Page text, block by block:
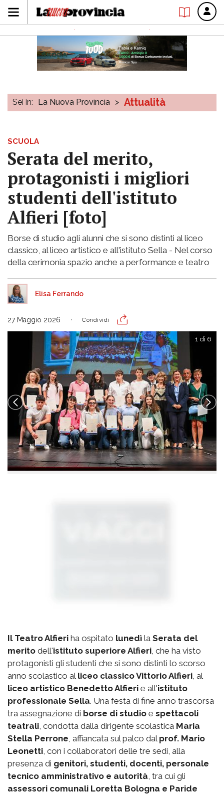
Sei in: La Nuova Provincia > Attualità
SCUOLA
Serata del merito,
protagonisti i migliori
studenti dell'istituto
Alfieri [foto]
Borse di studio agli alunni che si sono distinti al liceo
classico, al liceo artistico e all'istituto Sella - Nel corso
della cerimonia spazio anche a performance e teatro
Elisa Ferrando
27 Maggio 2026 Condividi
1 di 6
Il Teatro Alfieri ha ospitato lunedì la Serata del
merito dell'istituto superiore Alfieri , che ha visto
protagonisti gli studenti che si sono distinti lo scorso
anno scolastico al liceo classico Vittorio Alfieri , al
liceo artistico Benedetto Alfieri e all'istituto
professionale Sella. Una festa di fine anno trascorsa
tra assegnazione di borse di studio e spettacoli
teatrali , condotta dalla dirigente scolastica Maria
Stella Perrone , affiancata sul palco dal prof. Mario
Leonetti , con i collaboratori delle tre sedi, alla
presenza di genitori, studenti, docenti, personale
tecnico amministrativo e autorità , tra cui gli
assessori comunali Loretta Bologna e Paride